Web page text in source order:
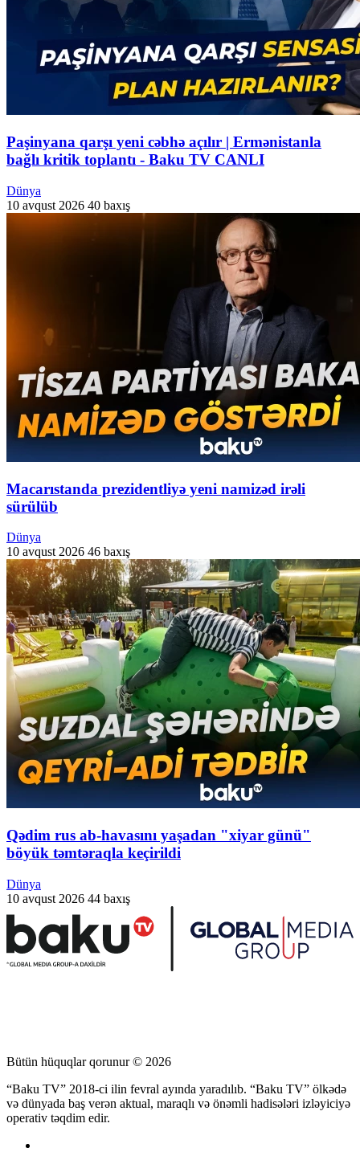
Paşinyana qarşı yeni cəbhə açılır | Ermənistanla
bağlı kritik toplantı - Baku TV CANLI
Dünya
10 avqust 2026 40 baxış
Macarıstanda prezidentliyə yeni namizəd irəli
sürülüb
Dünya
10 avqust 2026 46 baxış
Qədim rus ab-havasını yaşadan "xiyar günü"
böyük təmtəraqla keçirildi
Dünya
10 avqust 2026 44 baxış
Bütün hüquqlar qorunur © 2026
“Baku TV” 2018-ci ilin fevral ayında yaradılıb. “Baku TV” ölkədə
və dünyada baş verən aktual, maraqlı və önəmli hadisələri izləyiciyə
operativ təqdim edir.